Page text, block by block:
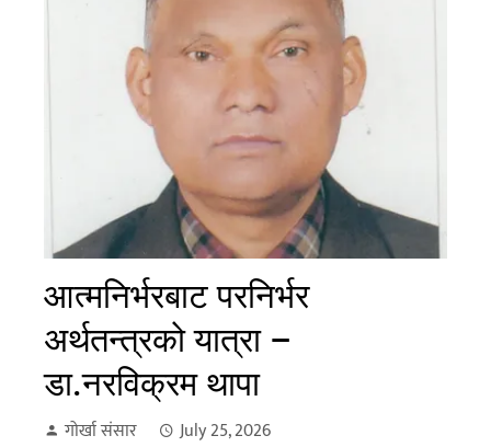
आत्मनिर्भरबाट परनिर्भर
अर्थतन्त्रको यात्रा –
डा.नरविक्रम थापा
गोर्खा संसार July 25, 2026